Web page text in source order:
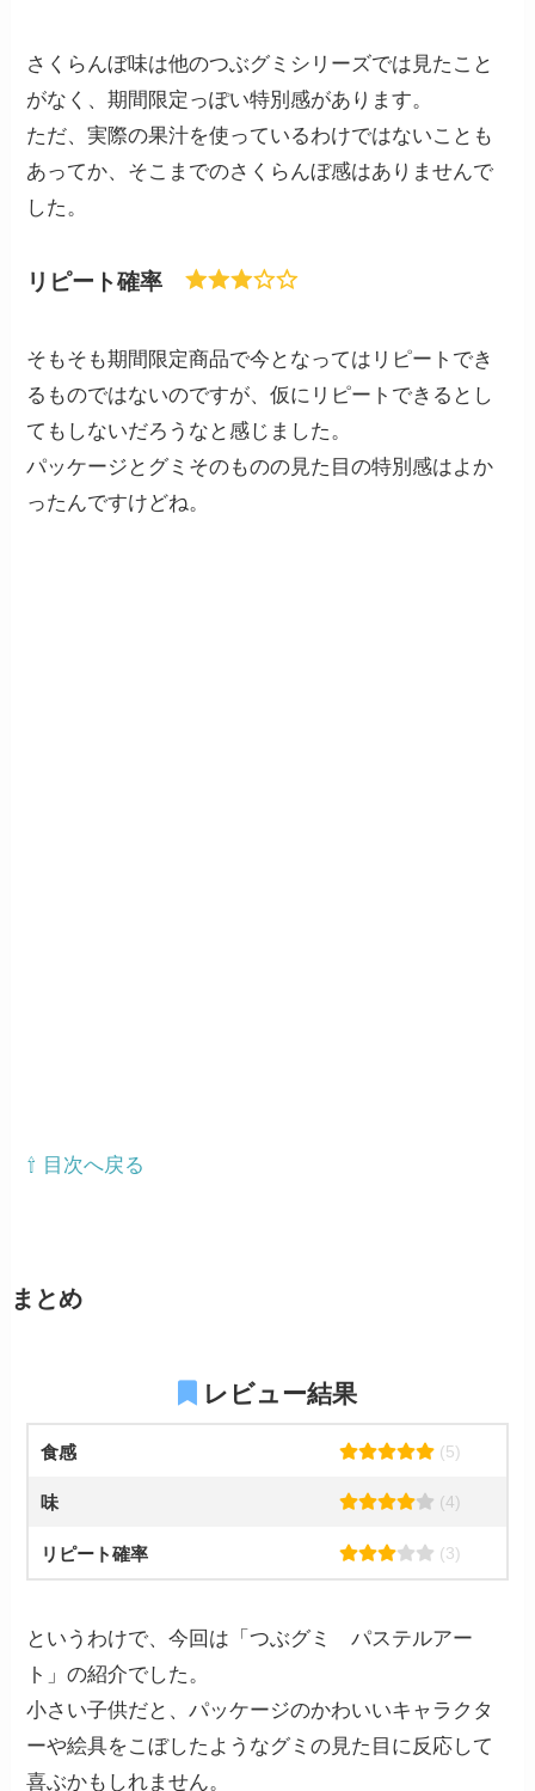
さくらんぼ味は他のつぶグミシリーズでは見たこと
がなく、期間限定っぽい特別感があります。
ただ、実際の果汁を使っているわけではないことも
あってか、そこまでのさくらんぼ感はありませんで
した。
リピート確率
そもそも期間限定商品で今となってはリピートでき
るものではないのですが、仮にリピートできるとし
てもしないだろうなと感じました。
パッケージとグミそのものの見た目の特別感はよか
ったんですけどね。
⇧ 目次へ戻る
まとめ
レビュー結果
食感 (5)
味 (4)
リピート確率 (3)
というわけで、今回は「つぶグミ パステルアー
ト」の紹介でした。
小さい子供だと、パッケージのかわいいキャラクタ
ーや絵具をこぼしたようなグミの見た目に反応して
喜ぶかもしれません。